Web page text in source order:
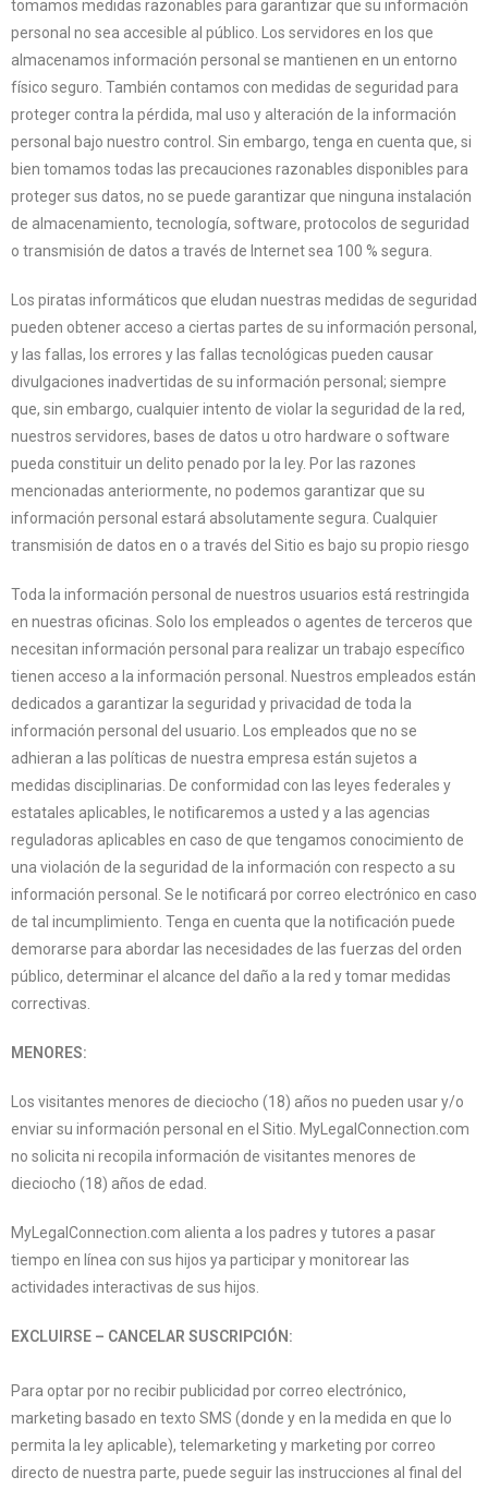
tomamos medidas razonables para garantizar que su información
personal no sea accesible al público. Los servidores en los que
almacenamos información personal se mantienen en un entorno
físico seguro. También contamos con medidas de seguridad para
proteger contra la pérdida, mal uso y alteración de la información
personal bajo nuestro control. Sin embargo, tenga en cuenta que, si
bien tomamos todas las precauciones razonables disponibles para
proteger sus datos, no se puede garantizar que ninguna instalación
de almacenamiento, tecnología, software, protocolos de seguridad
o transmisión de datos a través de Internet sea 100 % segura.
Los piratas informáticos que eludan nuestras medidas de seguridad
pueden obtener acceso a ciertas partes de su información personal,
y las fallas, los errores y las fallas tecnológicas pueden causar
divulgaciones inadvertidas de su información personal; siempre
que, sin embargo, cualquier intento de violar la seguridad de la red,
nuestros servidores, bases de datos u otro hardware o software
pueda constituir un delito penado por la ley. Por las razones
mencionadas anteriormente, no podemos garantizar que su
información personal estará absolutamente segura. Cualquier
transmisión de datos en o a través del Sitio es bajo su propio riesgo
Toda la información personal de nuestros usuarios está restringida
en nuestras oficinas. Solo los empleados o agentes de terceros que
necesitan información personal para realizar un trabajo específico
tienen acceso a la información personal. Nuestros empleados están
dedicados a garantizar la seguridad y privacidad de toda la
información personal del usuario. Los empleados que no se
adhieran a las políticas de nuestra empresa están sujetos a
medidas disciplinarias. De conformidad con las leyes federales y
estatales aplicables, le notificaremos a usted y a las agencias
reguladoras aplicables en caso de que tengamos conocimiento de
una violación de la seguridad de la información con respecto a su
información personal. Se le notificará por correo electrónico en caso
de tal incumplimiento. Tenga en cuenta que la notificación puede
demorarse para abordar las necesidades de las fuerzas del orden
público, determinar el alcance del daño a la red y tomar medidas
correctivas.
MENORES:
Los visitantes menores de dieciocho (18) años no pueden usar y/o
enviar su información personal en el Sitio. MyLegalConnection.com
no solicita ni recopila información de visitantes menores de
dieciocho (18) años de edad.
MyLegalConnection.com alienta a los padres y tutores a pasar
tiempo en línea con sus hijos ya participar y monitorear las
actividades interactivas de sus hijos.
EXCLUIRSE – CANCELAR SUSCRIPCIÓN:
Para optar por no recibir publicidad por correo electrónico,
marketing basado en texto SMS (donde y en la medida en que lo
permita la ley aplicable), telemarketing y marketing por correo
directo de nuestra parte, puede seguir las instrucciones al final del